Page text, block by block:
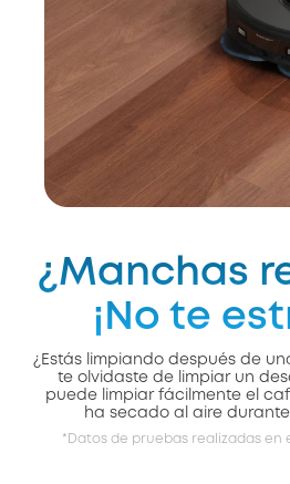
¿Manchas
¡No te
¿Estás limpiando después de
te olvidaste de limpiar un
puede limpiar fácilmente el
ha secado al aire durante
*Datos de pruebas realizadas en